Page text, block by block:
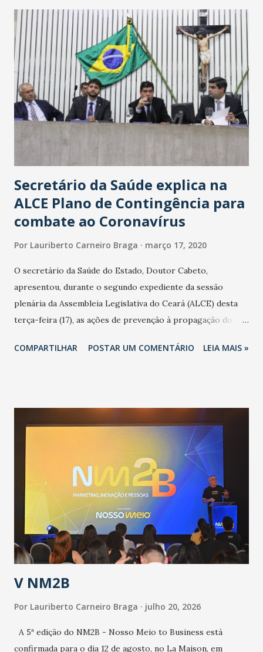
Secretário da Saúde explica na
ALCE Plano de Contingência para
combate ao Coronavírus
Por Lauriberto Carneiro Braga março 17, 2020
O secretário da Saúde do Estado, Doutor Cabeto,
apresentou, durante o segundo expediente da sessão
plenária da Assembleia Legislativa do Ceará (ALCE) desta
terça-feira (17), as ações de prevenção à propagação do
adotadas pelo Governo do Estado na contenção da
população suspeita e de cuidados com os ambientes
públicos e domiciliares. “Nós não estamos vivendo uma
epidemia comum, como temos em todos os anos, com
aumento de casos de dengue, influenza ou H1N1. Trata-se
de uma epidemia com um vírus diferente, com um poder de
contaminação maior que outros coronavírus”, apontou o
secretário. Segundo ele, é uma epidemia com chance de
contaminação alta, podendo gerar um grande risco à
população e ao sistema de saúde. “Precisamos saber fazer a
estratificação do risco da doença, para não so...
COMPARTILHAR POSTAR UM COMENTÁRIO LEIA MAIS »
V NM2B
Por Lauriberto Carneiro Braga julho 20, 2026
A 5ª edição do NM2B - Nosso Meio to Business está
confirmada para o dia 12 de agosto, no La Maison, em